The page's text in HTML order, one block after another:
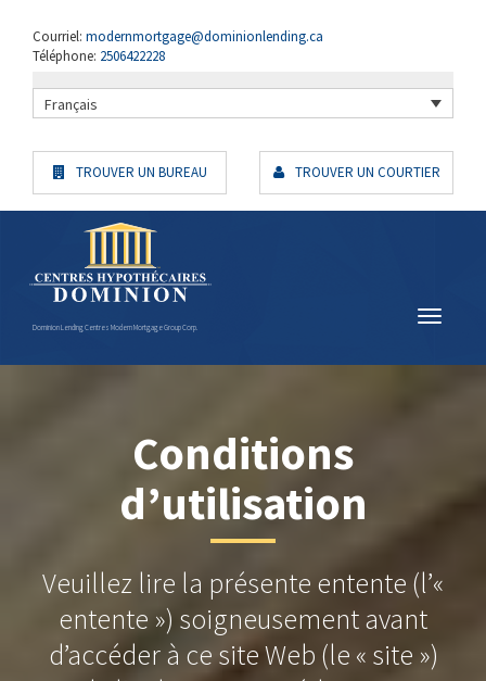
Courriel: modernmortgage@dominionlending.ca
Téléphone: 2506422228
Français
TROUVER UN BUREAU TROUVER UN COURTIER
Dominion Lending Centres Modern Mortgage Group Corp.
Conditions
d’utilisation
Veuillez lire la présente entente (l’«
entente ») soigneusement avant
d’accéder à ce site Web (le « site »)